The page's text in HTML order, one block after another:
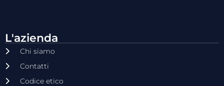
L'azienda
Chi siamo
Contatti
Codice etico